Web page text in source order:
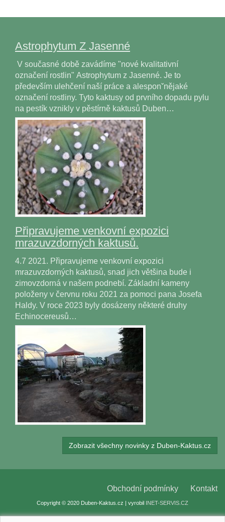
Astrophytum Z Jasenné
V současné době zavádíme "nové kvalitativní
označení rostlin" Astrophytum z Jasenné. Je to
především ulehčení naší práce a alesponˇnějaké
označení rostliny. Tyto kaktusy od prvního dopadu pylu
na pestík vznikly v pěstírně kaktusů Duben…
Připravujeme venkovní expozici
mrazuvzdorných kaktusů.
4.7 2021. Připravujeme venkovní expozici
mrazuvzdorných kaktusů, snad jich většina bude i
zimovzdorná v našem podnebí. Základní kameny
položeny v červnu roku 2021 za pomoci pana Josefa
Haldy. V roce 2023 byly dosázeny některé druhy
Echinocereusů…
Zobrazit všechny novinky z Duben-Kaktus.cz
Obchodní podmínky Kontakt
Copyright © 2020 Duben-Kaktus.cz | vyrobil INET-SERVIS.CZ